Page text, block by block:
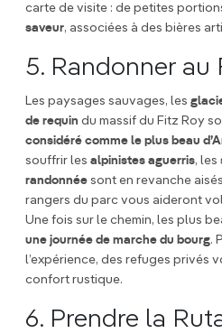
carte de visite : de petites
saveur, associées à des bières
5. Randonner au
Les paysages sauvages, les
de requin du massif du Fitz Roy
considéré comme le plus beau
souffrir les alpinistes aguerris, les
randonnée sont en revanche
rangers du parc vous aideront
Une fois sur le chemin, les plus
une journée de marche du bourg.
l’expérience, des refuges privés
confort rustique.
6. Prendre la